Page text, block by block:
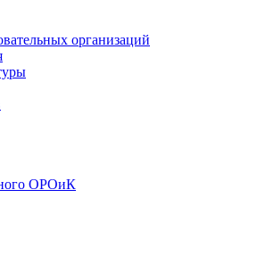
организаций
ОРОиК